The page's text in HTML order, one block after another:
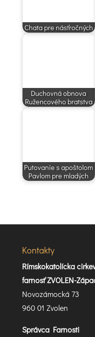
Chata pre násťročných
Duchovná obnova
Ružencového bratstva
Putovanie s apoštolom
Pavlom pre mladých
Kontakty
Rímskokatolícka
farnosť ZVOLEN-
Novozámocká 73
960 01 Zvolen
Správca Farnosti